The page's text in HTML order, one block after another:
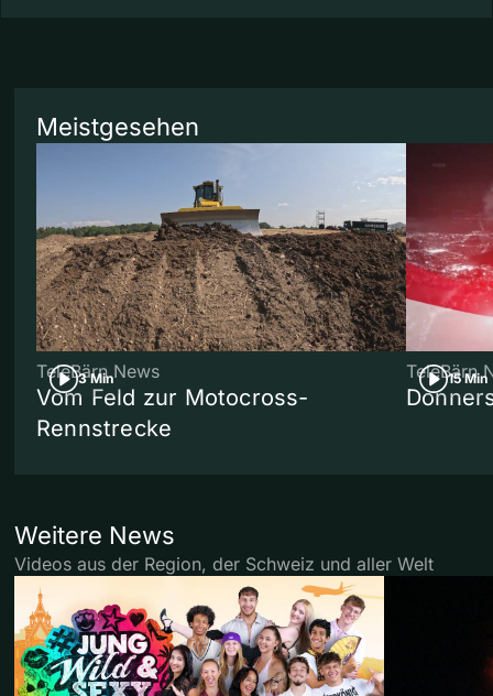
Meistgesehen
3 Min
TeleBärn News
Vom Feld zur Motocross-
Rennstrecke
15 Min
TeleBärn
Weitere News
Videos aus der Region, der Schweiz und aller Welt